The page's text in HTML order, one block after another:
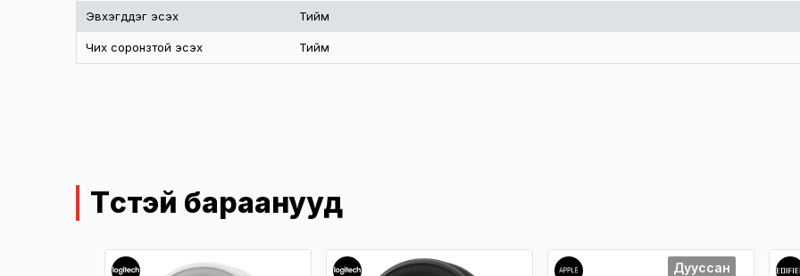
Эвхэгддэг эсэх Тийм
Чих соронзтой эсэх Тийм
Төстэй бараанууд
Дууссан -5%